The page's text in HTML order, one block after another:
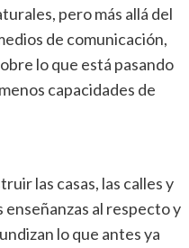
pero más allá del
de comunicación,
lo que está pasando
capacidades de
las casas, las calles y
enseñanzas al respecto y
lo que antes ya